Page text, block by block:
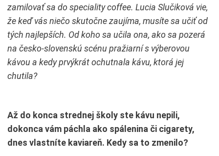
zamilovať sa do speciality coffee. Lucia Slučiková vie,
že keď vás niečo skutočne zaujíma, musíte sa učiť od
tých najlepších. Od koho sa učila ona, ako sa pozerá
na česko-slovenskú scénu pražiarní s výberovou
kávou a kedy prvýkrát ochutnala kávu, ktorá jej
chutila?
Až do konca strednej školy ste kávu nepili,
dokonca vám páchla ako spálenina či cigarety,
dnes vlastníte kaviareň. Kedy sa to zmenilo?